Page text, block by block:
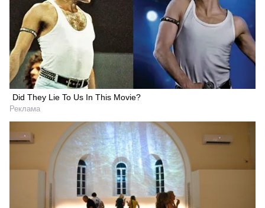
Did They Lie To Us In This Movie?
Реклама